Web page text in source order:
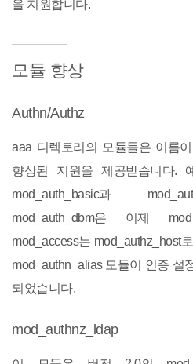
을 지원합니다.
모듈 향상
Authn/Authz
aaa 디렉토리의 모듈들은 이름
향상된 지원을 제공받습니다.
mod_auth_basic과
mod_auth_dbm은 이제
mod_access는 mod_authz_host
mod_authn_alias 모듈이 인증 설
되었습니다.
mod_authnz_ldap